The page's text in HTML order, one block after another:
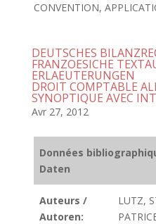
CONVENTION,
DEUTSCHES
FRANZOESICHE
ERLAEUTERUNGEN
DROIT COMPTABLE
SYNOPTIQUE AVEC
Avr 27, 2012
Données
Daten
Auteurs /
Autoren:
LUTZ,